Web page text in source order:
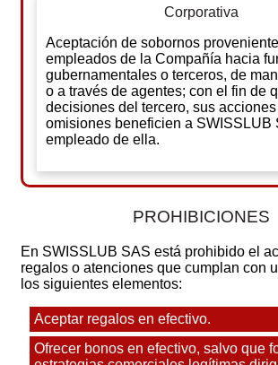
Corporativa
Aceptación de sobornos
empleados de la Compañía hacia
gubernamentales o terceros, de
o a través de agentes; con el fin de
decisiones del tercero, sus acciones
omisiones beneficien a SWISSLUB
empleado de ella.
PROHIBICIONES
En SWISSLUB SAS está prohibido el
regalos o atenciones que cumplan con
los siguientes elementos:
Aceptar regalos en efectivo.
Ofrecer bonos en efectivo, salvo que